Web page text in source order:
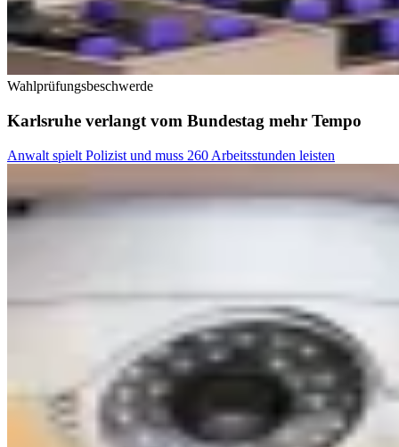
Wahlprüfungsbeschwerde
Karlsruhe verlangt vom Bundestag mehr Tempo
Anwalt spielt Polizist und muss 260 Arbeitsstunden leisten